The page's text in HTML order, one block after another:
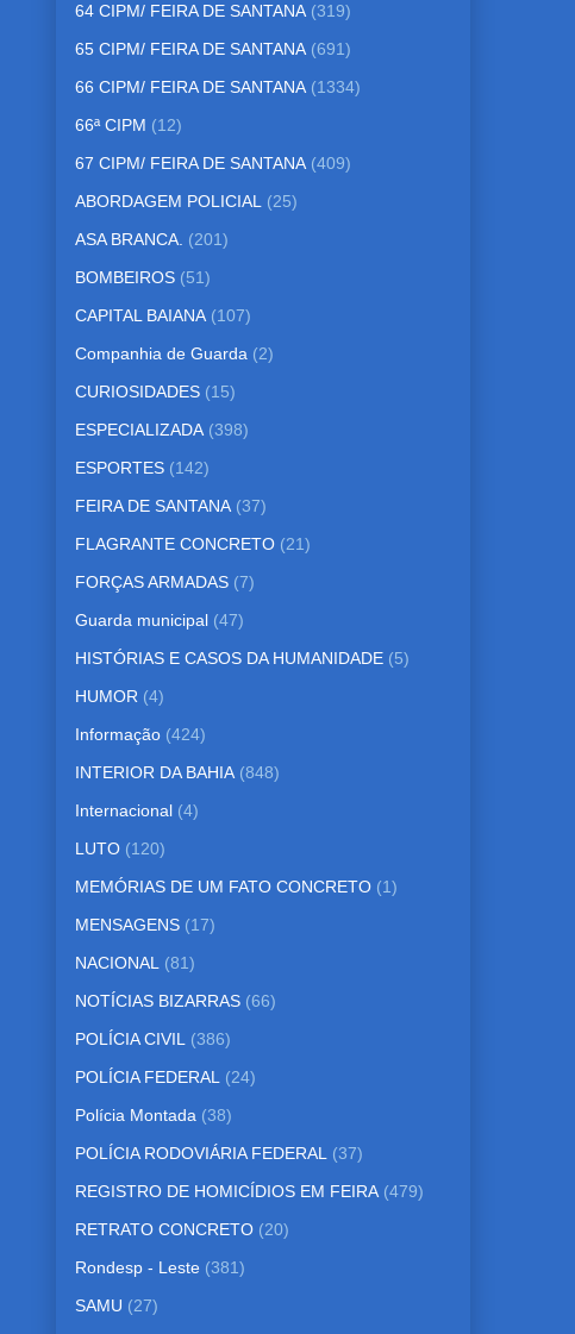
64 CIPM/ FEIRA DE SANTANA (319)
65 CIPM/ FEIRA DE SANTANA (691)
66 CIPM/ FEIRA DE SANTANA (1334)
66ª CIPM (12)
67 CIPM/ FEIRA DE SANTANA (409)
ABORDAGEM POLICIAL (25)
ASA BRANCA. (201)
BOMBEIROS (51)
CAPITAL BAIANA (107)
Companhia de Guarda (2)
CURIOSIDADES (15)
ESPECIALIZADA (398)
ESPORTES (142)
FEIRA DE SANTANA (37)
FLAGRANTE CONCRETO (21)
FORÇAS ARMADAS (7)
Guarda municipal (47)
HISTÓRIAS E CASOS DA HUMANIDADE (5)
HUMOR (4)
Informação (424)
INTERIOR DA BAHIA (848)
Internacional (4)
LUTO (120)
MEMÓRIAS DE UM FATO CONCRETO (1)
MENSAGENS (17)
NACIONAL (81)
NOTÍCIAS BIZARRAS (66)
POLÍCIA CIVIL (386)
POLÍCIA FEDERAL (24)
Polícia Montada (38)
POLÍCIA RODOVIÁRIA FEDERAL (37)
REGISTRO DE HOMICÍDIOS EM FEIRA (479)
RETRATO CONCRETO (20)
Rondesp - Leste (381)
SAMU (27)